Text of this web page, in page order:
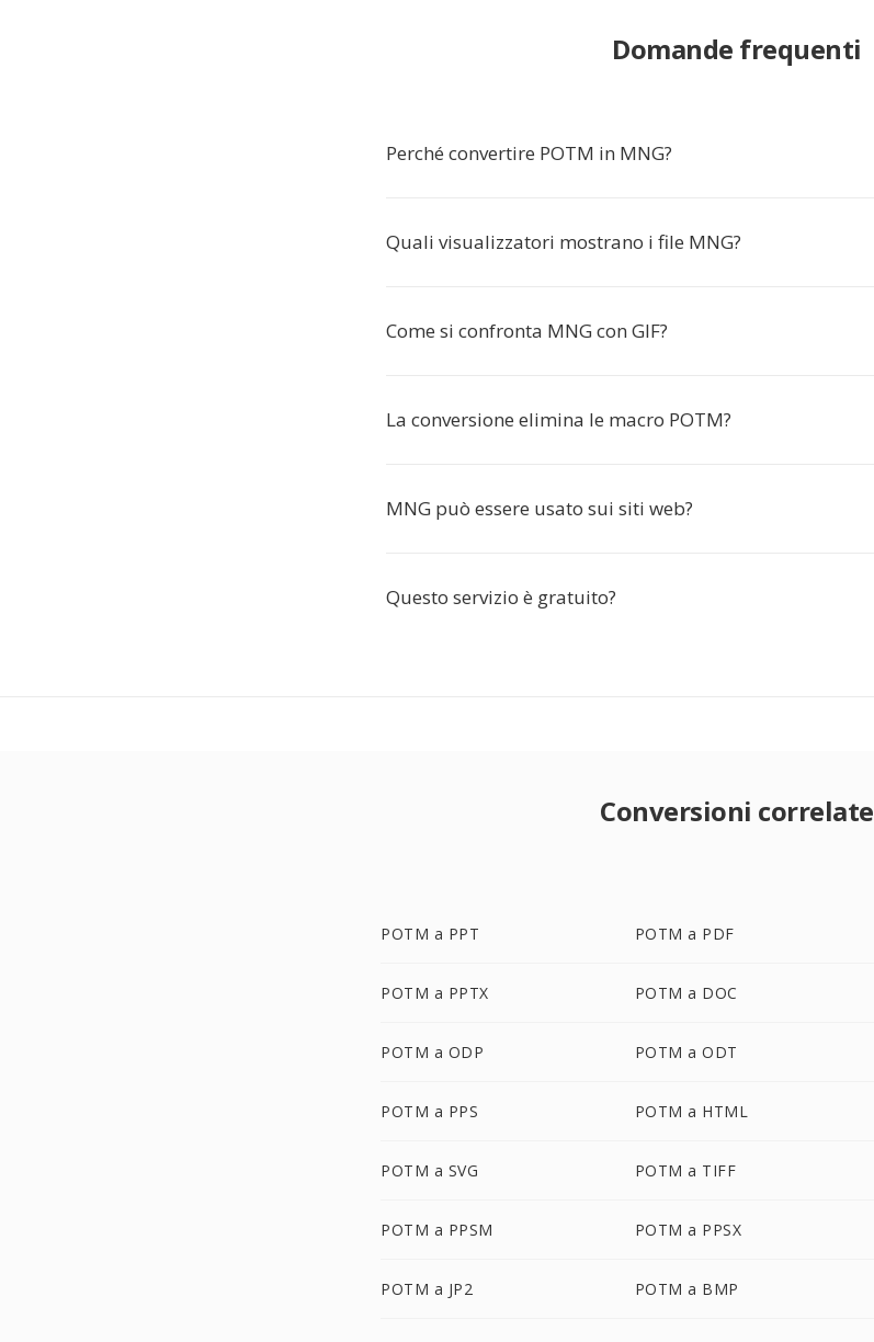
Domande frequenti
Perché convertire POTM in MNG?
Quali visualizzatori mostrano i file MNG?
Come si confronta MNG con GIF?
La conversione elimina le macro POTM?
MNG può essere usato sui siti web?
Questo servizio è gratuito?
Conversioni correlate
POTM a PPT POTM a PDF
POTM a PPTX POTM a DOC
POTM a ODP POTM a ODT
POTM a PPS POTM a HTML
POTM a SVG POTM a TIFF
POTM a PPSM POTM a PPSX
POTM a JP2 POTM a BMP